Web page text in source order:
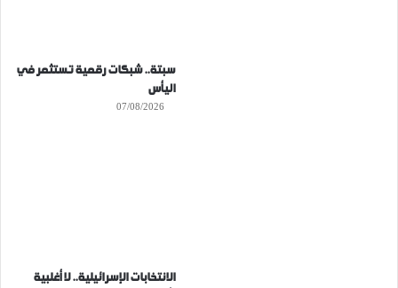
سبتة.. شبكات رقمية تستثمر في
اليأس
07/08/2026
الانتخابات الإسرائيلية.. لا أغلبية